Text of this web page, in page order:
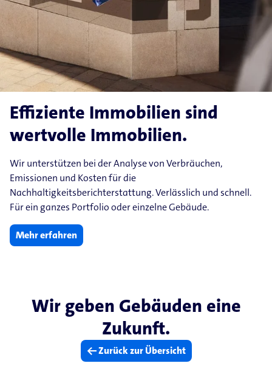
Effiziente Immobilien sind
wertvolle Immobilien.
Wir unterstützen bei der Analyse von Verbräuchen,
Emissionen und Kosten für die
Nachhaltigkeitsberichterstattung. Verlässlich und schnell.
Für ein ganzes Portfolio oder einzelne Gebäude.
Mehr erfahren
Wir geben Gebäuden eine
Zukunft.
<- Zurück zur Übersicht